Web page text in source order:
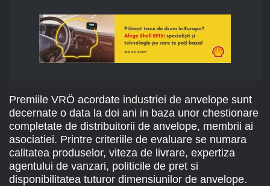
Premiile VRÖ acordate industriei de anvelope sunt
decernate o data la doi ani in baza unor chestionare
completate de distribuitorii de anvelope, membrii ai
asociatiei. Printre criteriile de evaluare se numara
calitatea produselor, viteza de livrare, expertiza
agentului de vanzari, politicile de pret si
disponibilitatea tuturor dimensiunilor de anvelope.